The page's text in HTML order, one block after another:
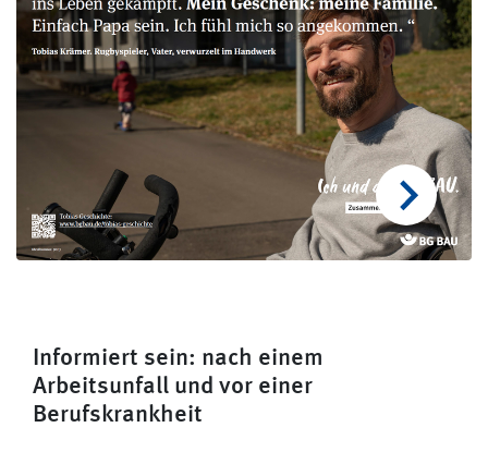
Informiert sein: nach einem
Arbeitsunfall und vor einer
Berufskrankheit